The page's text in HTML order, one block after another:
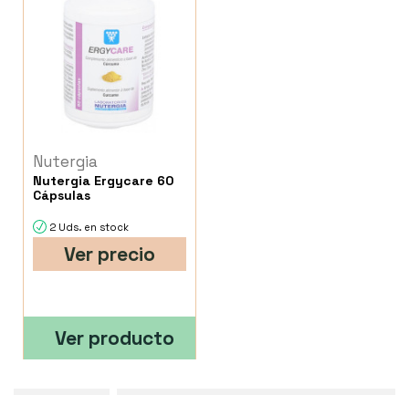
Nutergia
Nutergia Ergycare 60
Cápsulas
2 Uds. en stock
Ver precio
Ver producto